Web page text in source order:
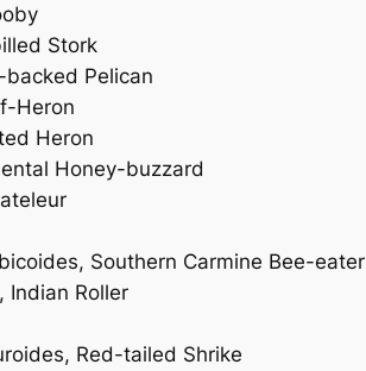
Stork
backed Pelican
Heron
Heron
Honey-buzzard
, Southern Carmine Bee-eater
, Indian Roller
, Red-tailed Shrike